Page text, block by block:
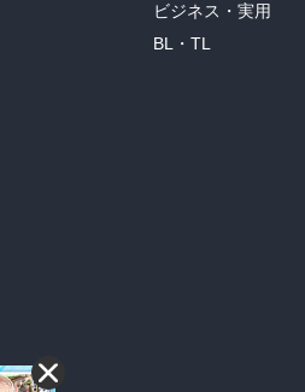
ビジネス・実用
BL・TL